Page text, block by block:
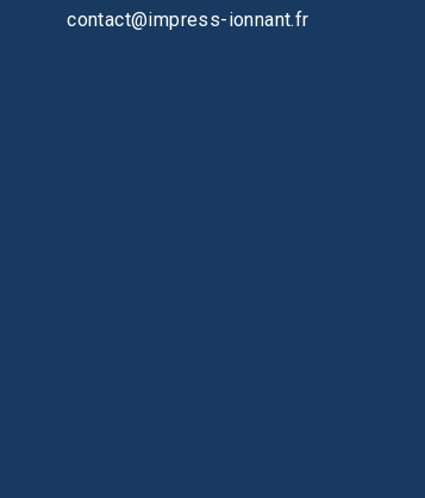
contact@impress-ionnant.fr